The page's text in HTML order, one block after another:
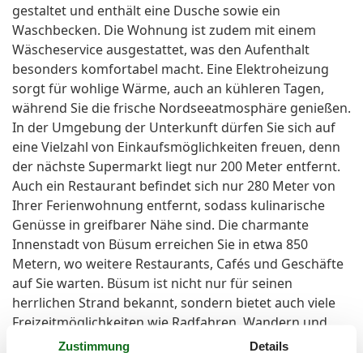
gestaltet und enthält eine Dusche sowie ein
Waschbecken. Die Wohnung ist zudem mit einem
Wäscheservice ausgestattet, was den Aufenthalt
besonders komfortabel macht. Eine Elektroheizung
sorgt für wohlige Wärme, auch an kühleren Tagen,
während Sie die frische Nordseeatmosphäre genießen.
In der Umgebung der Unterkunft dürfen Sie sich auf
eine Vielzahl von Einkaufsmöglichkeiten freuen, denn
der nächste Supermarkt liegt nur 200 Meter entfernt.
Auch ein Restaurant befindet sich nur 280 Meter von
Ihrer Ferienwohnung entfernt, sodass kulinarische
Genüsse in greifbarer Nähe sind. Die charmante
Innenstadt von Büsum erreichen Sie in etwa 850
Metern, wo weitere Restaurants, Cafés und Geschäfte
auf Sie warten. Büsum ist nicht nur für seinen
herrlichen Strand bekannt, sondern bietet auch viele
Freizeitmöglichkeiten wie Radfahren, Wandern und
Wassersportaktivitäten. Besonders empfehlenswert
Zustimmung Details